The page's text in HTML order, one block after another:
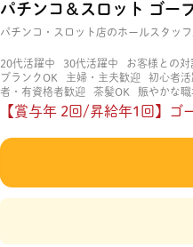
パチンコ＆スロット ゴー
パチンコ・スロット店のホールスタッフ
20代活躍中 30代活躍中 お客様との対
ブランクOK
主婦・主夫歓迎 初心者活
者・有資格者歓迎
茶髪OK 賑やかな職
【賞与年 2回/昇給年1回】